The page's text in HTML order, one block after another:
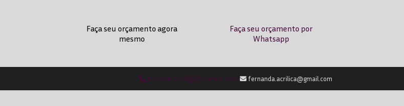
Faça seu orçamento agora
mesmo
Faça seu orçamento por
Whatsapp
(11) 2236-2238 (11) 9759-0042 fernanda.acrilica@gmail.com